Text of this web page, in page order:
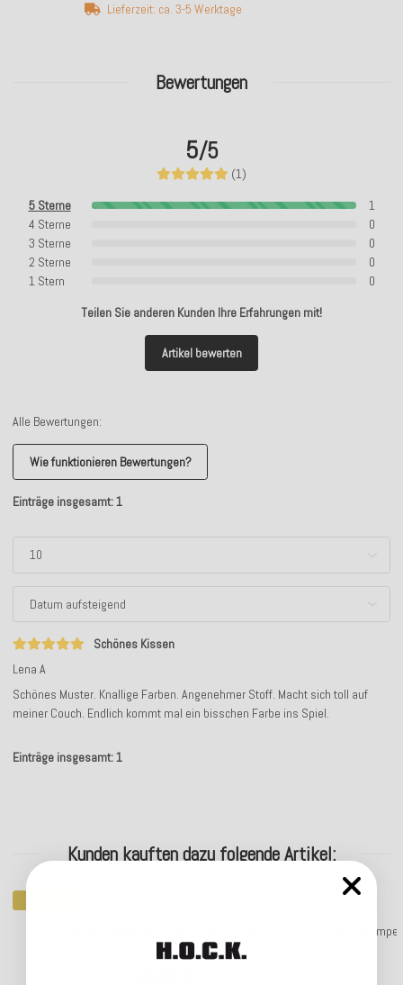
Bewertungen
5/5
(1)
5 Sterne
1
4 Sterne
0
3 Sterne
0
2 Sterne
0
1 Stern
0
Teilen Sie anderen Kunden Ihre Erfahrungen mit!
Artikel bewerten
Alle Bewertungen:
Wie funktionieren Bewertungen?
Einträge insgesamt: 1
Schönes Kissen
Lena A
Schönes Muster. Knallige Farben. Angenehmer Stoff. Macht sich toll auf
meiner Couch. Endlich kommt mal ein bisschen Farbe ins Spiel.
Einträge insgesamt: 1
Lieferzeit: ca. 3-5 Werktage
Kunden kauften dazu folgende Artikel:
Top bewertet
NTG